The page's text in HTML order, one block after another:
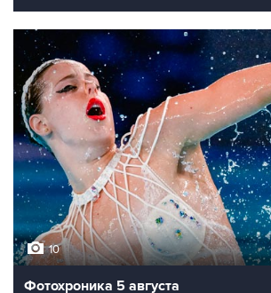
10
Фотохроника 5 августа